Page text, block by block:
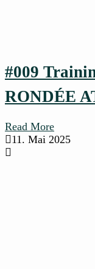
#009
RONDÉE
Read More
11. Mai 2025